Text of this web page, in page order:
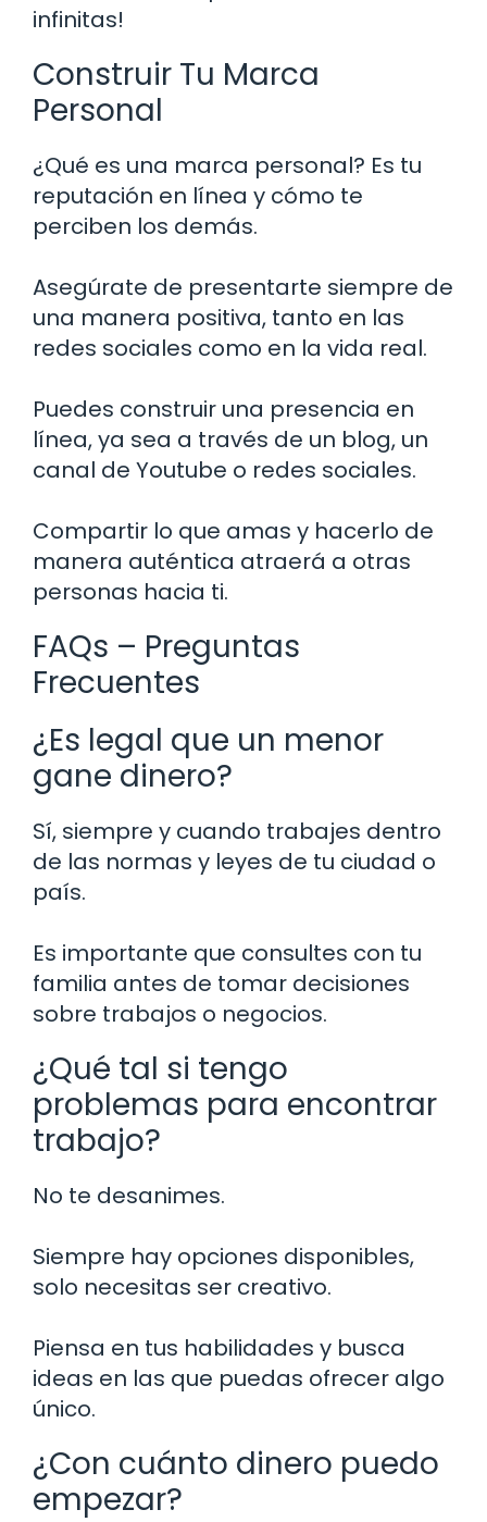
infinitas!
Construir Tu Marca
Personal
¿Qué es una marca personal? Es tu
reputación en línea y cómo te
perciben los demás.
Asegúrate de presentarte siempre de
una manera positiva, tanto en las
redes sociales como en la vida real.
Puedes construir una presencia en
línea, ya sea a través de un blog, un
canal de Youtube o redes sociales.
Compartir lo que amas y hacerlo de
manera auténtica atraerá a otras
personas hacia ti.
FAQs – Preguntas
Frecuentes
¿Es legal que un menor
gane dinero?
Sí, siempre y cuando trabajes dentro
de las normas y leyes de tu ciudad o
país.
Es importante que consultes con tu
familia antes de tomar decisiones
sobre trabajos o negocios.
¿Qué tal si tengo
problemas para encontrar
trabajo?
No te desanimes.
Siempre hay opciones disponibles,
solo necesitas ser creativo.
Piensa en tus habilidades y busca
ideas en las que puedas ofrecer algo
único.
¿Con cuánto dinero puedo
empezar?